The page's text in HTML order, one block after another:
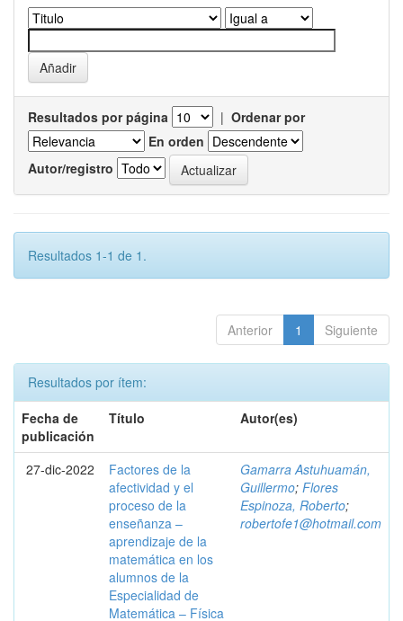
Resultados por página | Ordenar por
En orden
Autor/registro
Resultados 1-1 de 1.
Anterior 1 Siguiente
Resultados por ítem:
Fecha de
publicación
Título Autor(es)
27-dic-2022
Factores de la
afectividad y el
proceso de la
enseñanza –
aprendizaje de la
matemática en los
alumnos de la
Especialidad de
Matemática – Física
Gamarra Astuhuamán,
Guillermo; Flores
Espinoza, Roberto;
robertofe1@hotmail.com